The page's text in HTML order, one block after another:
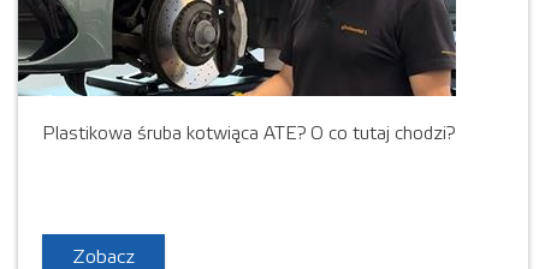
Plastikowa śruba kotwiąca ATE? O co tutaj chodzi?
Zobacz